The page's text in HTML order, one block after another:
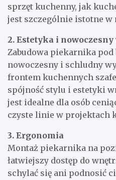
sprzęt kuchenny, jak
jest szczególnie istotne
2. Estetyka i
Zabudowa piekarnika
nowoczesny i schludny
frontem kuchennych
spójność stylu i estetyki
jest idealne dla osób
czyste linie w projektach
3. Ergonomia
Montaż piekarnika na
łatwiejszy dostęp do
schylać się ani podnosić